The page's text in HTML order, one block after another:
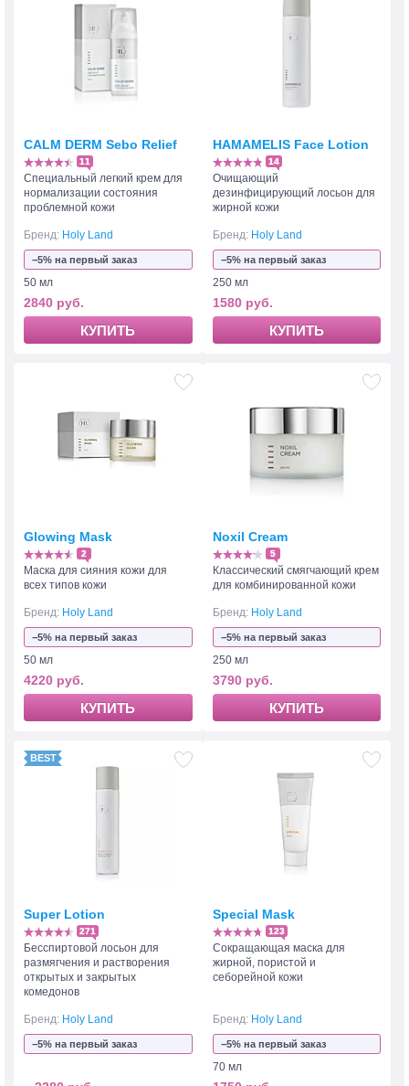
CALM DERM Sebo Relief
11
Специальный легкий крем для
нормализации состояния
проблемной кожи
Бренд: Holy Land
−5% на первый заказ
50 мл
2840 руб.
КУПИТЬ
HAMAMELIS Face Lotion
14
Очищающий
дезинфицирующий лосьон для
жирной кожи
Бренд: Holy Land
−5% на первый заказ
250 мл
1580 руб.
КУПИТЬ
Glowing Mask
2
Маска для сияния кожи для
всех типов кожи
Бренд: Holy Land
−5% на первый заказ
50 мл
4220 руб.
КУПИТЬ
Noxil Cream
5
Классический смягчающий крем
для комбинированной кожи
Бренд: Holy Land
−5% на первый заказ
250 мл
3790 руб.
КУПИТЬ
Super Lotion
271
Бесспиртовой лосьон для
размягчения и растворения
открытых и закрытых
комедонов
Бренд: Holy Land
−5% на первый заказ
Special Mask
123
Сокращающая маска для
жирной, пористой и
себорейной кожи
Бренд: Holy Land
−5% на первый заказ
70 мл